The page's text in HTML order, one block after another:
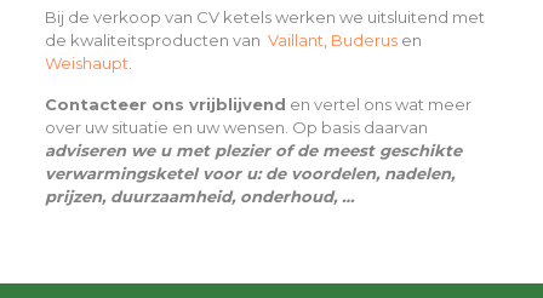
Bij de verkoop van CV ketels werken we uitsluitend met
de kwaliteitsproducten van Vaillant Buderusen
Weishaupt
Contacteer ons vrijblijvend en vertel ons wat meer
over uw situatie en uw wensen. Op basis daarvan
adviseren we u met plezier of de meest geschikte
verwarmingsketel voor u: de voordelen, nadelen,
prijzen, duurzaamheid, onderhoud, …